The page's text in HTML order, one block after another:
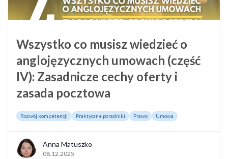
Wszystko co musisz wiedzieć o
anglojęzycznych umowach (część
IV): Zasadnicze cechy oferty i
zasada pocztowa
Rozwój kompetencji Praktyczne poradniki Prawo Umowa
Anna Matuszko
08.12.2025